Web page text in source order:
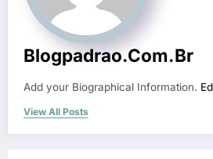
Blogpadrao.com.br
Add your Biographical Information.
View All Posts